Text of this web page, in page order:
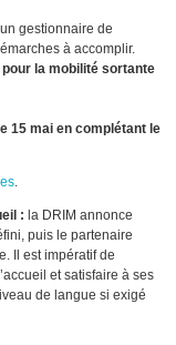
gestionnaire de
à accomplir.
la mobilité sortante
15 mai en complétant le
.
: la DRIM annonce
puis le partenaire
Il est impératif de
et satisfaire à ses
de langue si exigé